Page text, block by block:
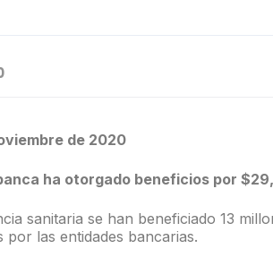
de 2020
ha otorgado beneficios por
sanitaria se han beneficiado 13
por las entidades bancarias.